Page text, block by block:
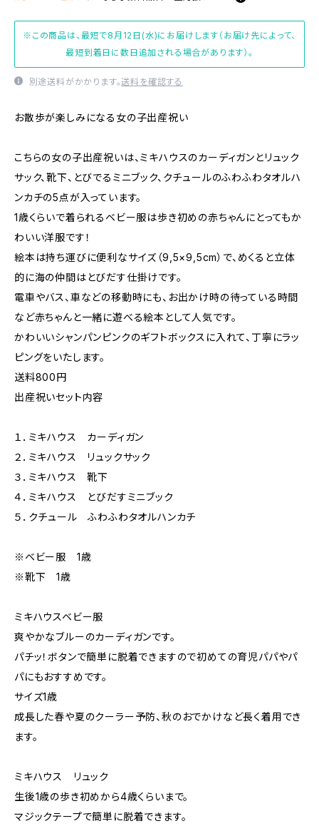
※この商品は、最短で8月12日(水)にお届けします（お届け先によって、
最短到着日に数日追加される場合があります）。
別途送料がかかります。送料を確認する
お散歩が楽しみになる女の子出産祝い
こちらの女の子出産祝いは、ミキハウスのカーディガンとリュック
サック、靴下、とびでるミニブック、クチュールのふわふわタオルハ
ンカチの5点が入っています。
1歳くらいで着られるベビー服は歩き初めの赤ちゃんにとってもか
わいい洋服です！
絵本は持ち運びに便利なサイズ（9,5×9,5cm）で、めくると立体
的に海の仲間はとびだす仕掛けです。
電車やバス、車などの移動時にも、お出かけ時の待っている時間
など赤ちゃんと一緒に遊べる絵本として人気です。
かわいいシャンパンピンクのギフトボックスに入れて、丁寧にラッ
ピングをいたします。
送料800円
出産祝いセット内容
１．ミキハウス カーディガン
２．ミキハウス リュックサック
３．ミキハウス 靴下
４．ミキハウス とびだすミニブック
５．クチュール ふわふわタオルハンカチ
※ベビー服 1歳
※靴下 1歳
ミキハウスベビー服
爽やかなブルーのカーディガンです。
パチッ！ボタンで簡単に脱着できますので初めての育児パパやパ
パにもおすすめです。
サイズ1歳
成長した春や夏のクーラー予防、秋のおでかけなど長く着用でき
ます。
ミキハウス リュック
生後1歳の歩き初めから4歳くらいまで。
マジックテープで簡単に脱着できます。